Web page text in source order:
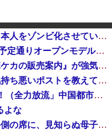
【超悲報】広島市長、呪文を唱えて日本人をゾンビ化させていると非難されてしまう
【AI】中国製高性能AI「Kimi-K3」が予定通りオープンモデル化される
【画像】イオンの店頭に貼られた『ポケカの販売案内』が強気すぎると話題にｗｗｗｗ
X民「Grok、俺のアカウントで一番気持ち悪いポストを教えて」→超火力の回答に完全敗北するｗｗｗｗｗ他
中国「大洪水！」三峡ダム「9門開放！（全力放流」中国都市「三峡沿線の道路水没」中国政府「高速道路封鎖！」中国ダム「緊急放流に合わせて開門（土砂崩...
よな
新幹線の指定席…早めに予約した通路側の席に、見知らぬ母子が。車掌の呼びかけにも「目を閉じて無視」して居座られました。無理やり奪われた席は、結局“...